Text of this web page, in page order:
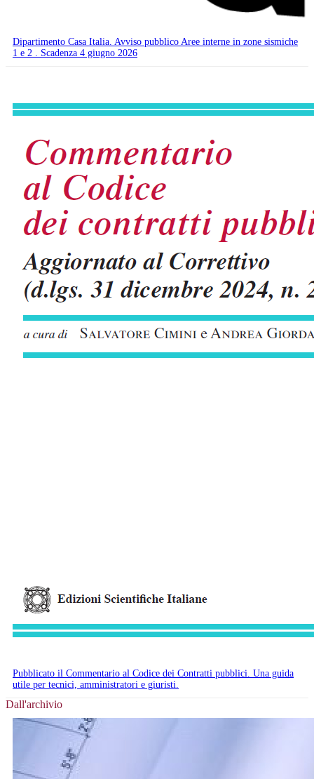
Dipartimento Casa Italia. Avviso pubblico Aree interne in zone sismiche
1 e 2 . Scadenza 4 giugno 2026
Pubblicato il Commentario al Codice dei Contratti pubblici. Una guida
utile per tecnici, amministratori e giuristi.
Dall'archivio